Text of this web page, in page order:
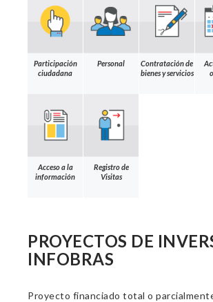
Participación
ciudadana
Personal
Contratación de
bienes y servicios
Acceso a la
información
Registro de
Visitas
PROYECTOS DE
INFOBRAS
Proyecto financiado total o